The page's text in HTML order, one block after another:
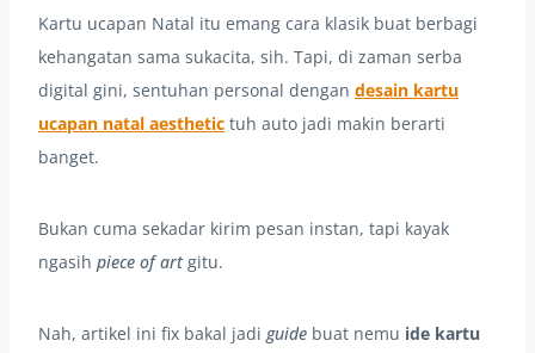
Kartu ucapan Natal itu emang cara klasik buat berbagi
kehangatan sama sukacita, sih. Tapi, di zaman serba
digital gini, sentuhan personal dengan desain kartu
ucapan natal aesthetic tuh auto jadi makin berarti
banget.
Bukan cuma sekadar kirim pesan instan, tapi kayak
ngasih piece of artgitu.
Nah, artikel ini fix bakal jadi guide buat nemu ide kartu